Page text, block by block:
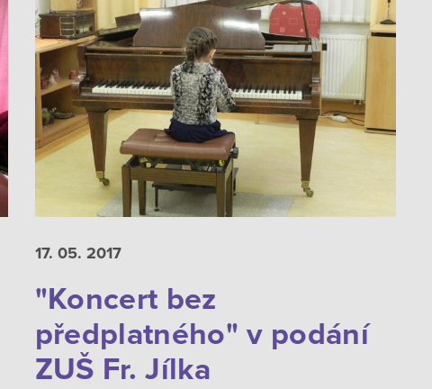
17. 05. 2017
"Koncert bez
předplatného" v podání
ZUŠ Fr. Jílka